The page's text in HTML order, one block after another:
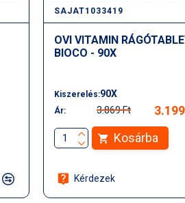
SAJAT1033419
OVI VITAMIN
BIOCO - 90X
Kiszerelés:90X
Ár: 3.869 Ft
Kosárba
Kérdezek